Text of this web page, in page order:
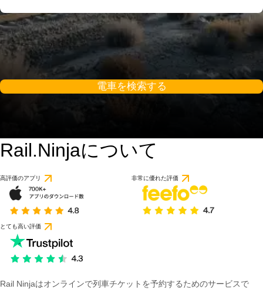
電車を検索する
Rail.Ninjaについて
高評価のアプリ 非常に優れた評価
とても高い評価
Rail Ninjaはオンラインで列車チケットを予約するためのサービスで